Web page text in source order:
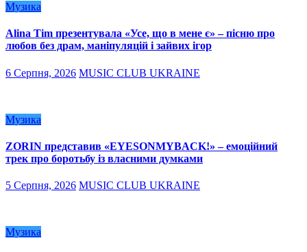
Музика
Alina Tim презентувала «Усе, що в мене є» – пісню про
любов без драм, маніпуляцій і зайвих ігор
6 Серпня, 2026 MUSIC CLUB UKRAINE
Музика
ZORIN представив «EYESONMYBACK!» – емоційний
трек про боротьбу із власними думками
5 Серпня, 2026 MUSIC CLUB UKRAINE
Музика